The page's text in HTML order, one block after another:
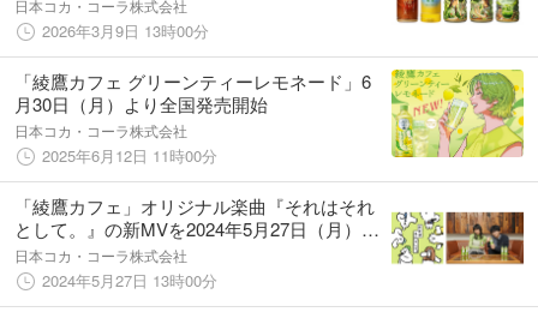
日本コカ・コーラ株式会社
2026年3月9日 13時00分
「綾鷹カフェ グリーンティーレモネード」6
月30日（月）より全国発売開始
日本コカ・コーラ株式会社
2025年6月12日 11時00分
「綾鷹カフェ」オリジナル楽曲『それはそれ
として。』の新MVを2024年5月27日（月）か
ら公開
日本コカ・コーラ株式会社
2024年5月27日 13時00分